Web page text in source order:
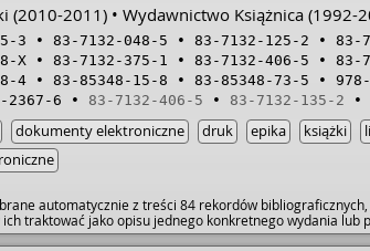
(2010-2011) Wydawnictwo Książnica (1992-
3 83-7132-048-5 83-7132-125-2 83-
X
83-7132-375-1 83-7132-406-5 83-
4
83-85348-15-8 83-85348-73-5
2367-6
83-7132-406-5 83-7132-135-2
dokumenty elektroniczne druk epika książki
automatycznie z treści 84 rekordów
traktować jako opisu jednego konkretnego wydania lub